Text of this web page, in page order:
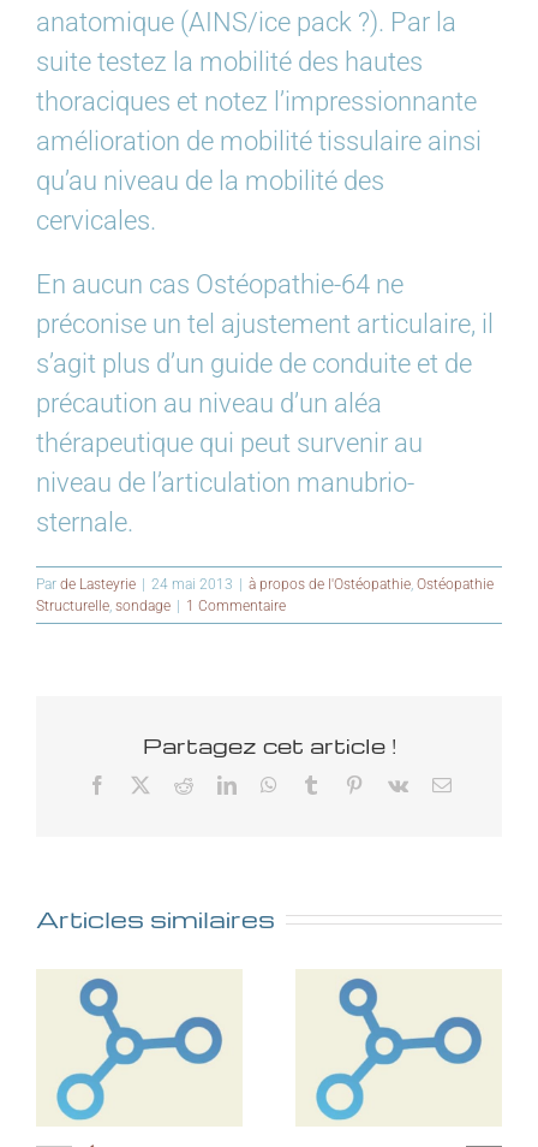
anatomique (AINS/ice pack ?). Par la
suite testez la mobilité des hautes
thoraciques et notez l’impressionnante
amélioration de mobilité tissulaire ainsi
qu’au niveau de la mobilité des
cervicales.
En aucun cas Ostéopathie-64 ne
préconise un tel ajustement articulaire, il
s’agit plus d’un guide de conduite et de
précaution au niveau d’un aléa
thérapeutique qui peut survenir au
niveau de l’articulation manubrio-
sternale.
Par de Lasteyrie 24 mai 2013 à propos de l'Ostéopathie, Ostéopathie
Structurelle, sondage 1 Commentaire
Partagez cet article !
Facebook RedditLinkedInWhatsApp
Tumblr Pinterest
Vk Email
Articles similaires